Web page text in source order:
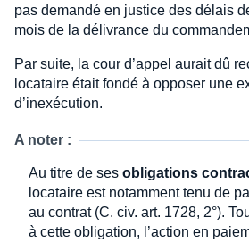
pas demandé en justice des délais
mois de la délivrance du
Par suite, la cour d’appel aurait dû
locataire était fondé à opposer une
d’inexécution.
A noter :
Au titre de ses obligations
locataire est notamment tenu de
au contrat (C. civ. art. 1728, 2°).
à cette obligation, l’action en